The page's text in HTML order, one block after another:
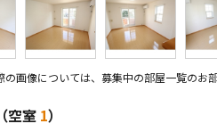
画像については、募集中の部屋一覧のお
空室 1）